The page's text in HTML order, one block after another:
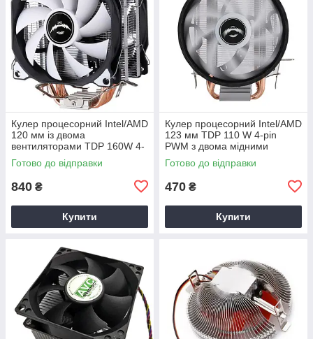
Кулер процесорний Intel/AMD
120 мм із двома
вентиляторами TDP 160W 4-
pin PWM з 4 мідними
тепловими трубками
Готово до відправки
840 ₴
Купити
Кулер процесорний Intel/AMD
123 мм TDP 110 W 4-pin
PWM з двома мідними
тепловими трубками
Готово до відправки
470 ₴
Купити